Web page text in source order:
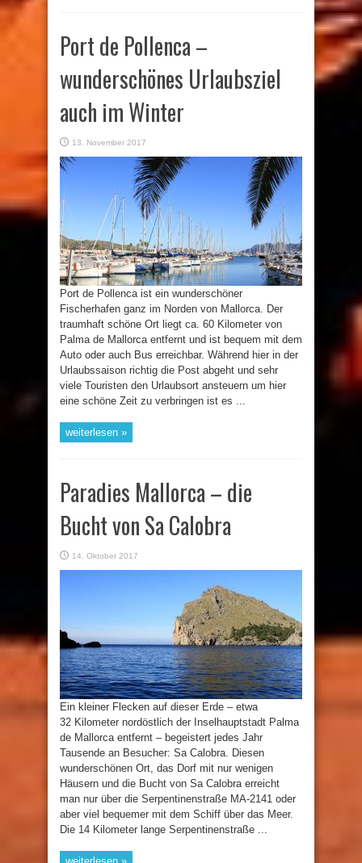
Port de Pollenca –
wunderschönes Urlaubsziel
auch im Winter
13. November 2017
Port de Pollenca ist ein wunderschöner
Fischerhafen ganz im Norden von Mallorca. Der
traumhaft schöne Ort liegt ca. 60 Kilometer von
Palma de Mallorca entfernt und ist bequem mit dem
Auto oder auch Bus erreichbar. Während hier in der
Urlaubssaison richtig die Post abgeht und sehr
viele Touristen den Urlaubsort ansteuern um hier
eine schöne Zeit zu verbringen ist es ...
weiterlesen »
Paradies Mallorca – die
Bucht von Sa Calobra
14. Oktober 2017
Ein kleiner Flecken auf dieser Erde – etwa
32 Kilometer nordöstlich der Inselhauptstadt Palma
de Mallorca entfernt – begeistert jedes Jahr
Tausende an Besucher: Sa Calobra. Diesen
wunderschönen Ort, das Dorf mit nur wenigen
Häusern und die Bucht von Sa Calobra erreicht
man nur über die Serpentinenstraße MA-2141 oder
aber viel bequemer mit dem Schiff über das Meer.
Die 14 Kilometer lange Serpentinenstraße ...